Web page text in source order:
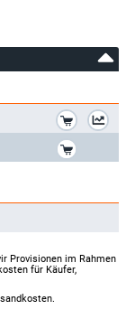
Provisionen im Rahmen
für Käufer,